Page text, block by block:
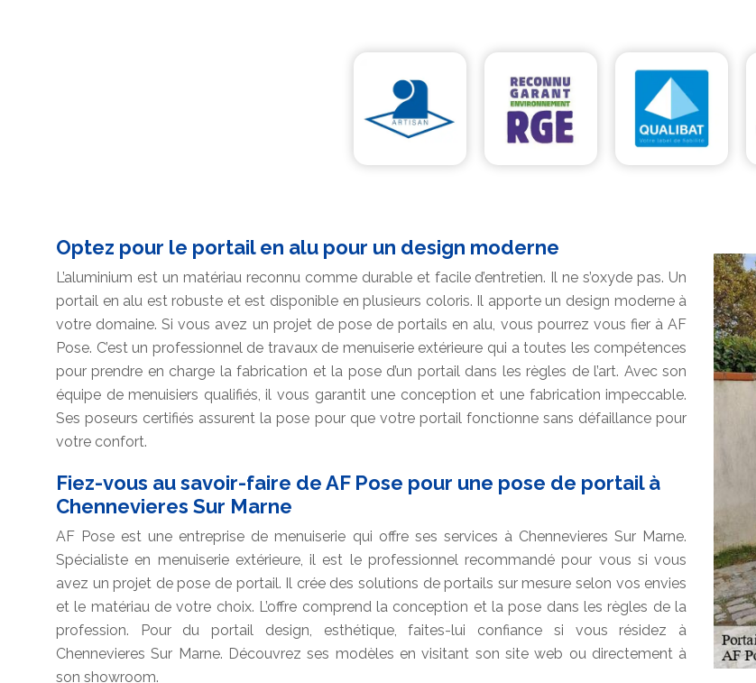
Optez pour le portail en alu pour un design moderne
L’aluminium est un matériau reconnu comme durable et facile d’entretien. Il ne s’oxyde pas. Un
portail en alu est robuste et est disponible en plusieurs coloris. Il apporte un design moderne à
votre domaine. Si vous avez un projet de pose de portails en alu, vous pourrez vous fier à AF
Pose. C’est un professionnel de travaux de menuiserie extérieure qui a toutes les compétences
pour prendre en charge la fabrication et la pose d’un portail dans les règles de l’art. Avec son
équipe de menuisiers qualifiés, il vous garantit une conception et une fabrication impeccable.
Ses poseurs certifiés assurent la pose pour que votre portail fonctionne sans défaillance pour
votre confort.
Fiez-vous au savoir-faire de AF Pose pour une pose de portail à
Chennevieres Sur Marne
AF Pose est une entreprise de menuiserie qui offre ses services à Chennevieres Sur Marne.
Spécialiste en menuiserie extérieure, il est le professionnel recommandé pour vous si vous
avez un projet de pose de portail. Il crée des solutions de portails sur mesure selon vos envies
et le matériau de votre choix. L’offre comprend la conception et la pose dans les règles de la
profession. Pour du portail design, esthétique, faites-lui confiance si vous résidez à
Chennevieres Sur Marne. Découvrez ses modèles en visitant son site web ou directement à
son showroom.